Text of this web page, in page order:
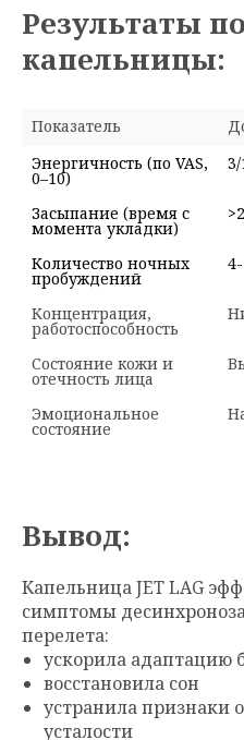
Результаты
капельницы:
Показатель
Энергичность (по VAS,
0–10)
Засыпание (время с
Количество ночных
Концентрация,
Состояние кожи и
Эмоциональное
состояние
Вывод:
Капельница JET LAG
симптомы
перелета:
ускорила адаптацию
восстановила сон
устранила признаки
усталости